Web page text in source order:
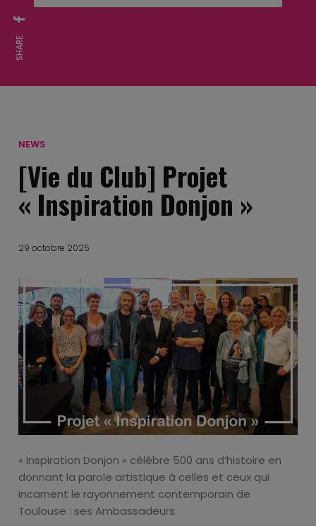
SHARE:
NEWS
[Vie du Club] Projet
« Inspiration Donjon »
29 octobre 2025
« Inspiration Donjon » célèbre 500 ans d’histoire en
donnant la parole artistique à celles et ceux qui
incarnent le rayonnement contemporain de
Toulouse : ses Ambassadeurs.